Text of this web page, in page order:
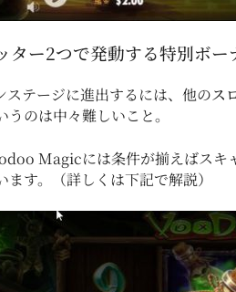
ー2つで発動する特別ボー
ステージに進出するには、他のス
うのは中々難しいこと。
Magicには条件が揃えばスキ
ます。（詳しくは下記で解説）